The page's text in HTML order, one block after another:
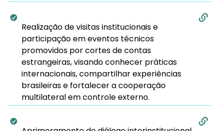
Realização de visitas institucionais e
participação em eventos técnicos
promovidos por cortes de contas
estrangeiras, visando conhecer práticas
internacionais, compartilhar experiências
brasileiras e fortalecer a cooperação
multilateral em controle externo.